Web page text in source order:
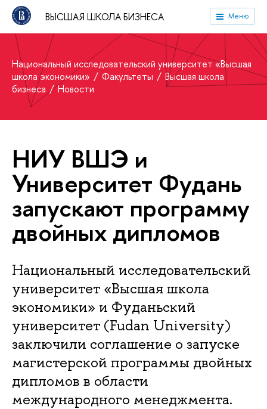
ВЫСШАЯ ШКОЛА БИЗНЕСА Меню
Национальный исследовательский университет «Высшая
школа экономики»
Факультеты
Высшая школа
бизнеса
Новости
НИУ ВШЭ и
Университет Фудань
запускают программу
двойных дипломов
Национальный исследовательский
университет «Высшая школа
экономики» и Фуданьский
университет (Fudan University)
заключили соглашение о запуске
магистерской программы двойных
дипломов в области
международного менеджмента.